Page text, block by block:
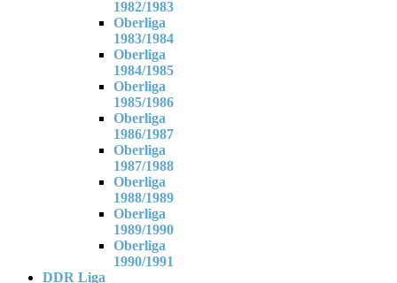
1982/1983
Oberliga
1983/1984
Oberliga
1984/1985
Oberliga
1985/1986
Oberliga
1986/1987
Oberliga
1987/1988
Oberliga
1988/1989
Oberliga
1989/1990
Oberliga
1990/1991
DDR Liga